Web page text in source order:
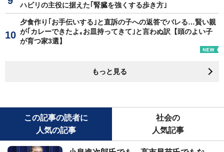
ハビリの主役に据えた｢腎臓を強くする歩き方｣
夕食作り｢お手伝いする｣と直訴の子への返答でバレる…賢い親
が｢カレーできたよ｡お皿持ってきて｣と言わぬ訳【頭のよい子
が育つ家3選】
もっと見る
この記事の読者に
人気の記事
社会の
人気記事